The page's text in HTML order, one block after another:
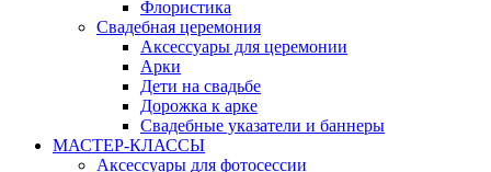
Флористика
Свадебная церемония
Аксессуары для церемонии
Арки
Дети на свадьбе
Дорожка к арке
Свадебные указатели и баннеры
МАСТЕР-КЛАССЫ
Аксессуары для фотосессии